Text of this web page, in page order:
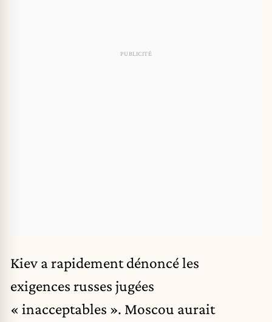
Kiev a rapidement dénoncé les
exigences russes jugées
« inacceptables ». Moscou aurait